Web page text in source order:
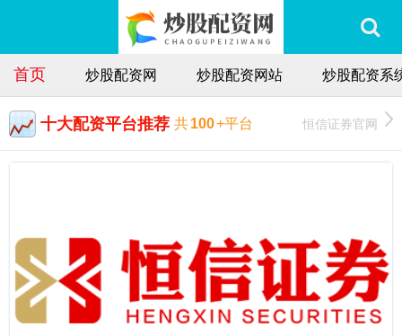
首页 炒股配资网 炒股配资网站 炒股配资系
十大配资平台推荐 共100+平台 恒信证券官网